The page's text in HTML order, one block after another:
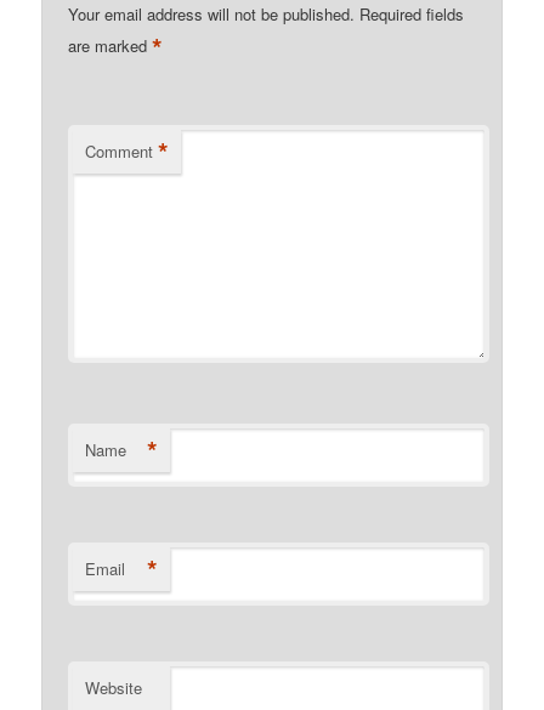
Your email address will not be published. Required fields
are marked*
Comment *
Name *
Email *
Website